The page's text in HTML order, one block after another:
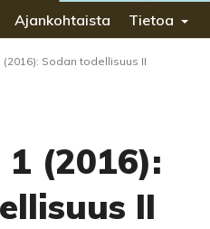
Ajankohtaista Tietoa
(2016): Sodan todellisuus II
(2016):
II